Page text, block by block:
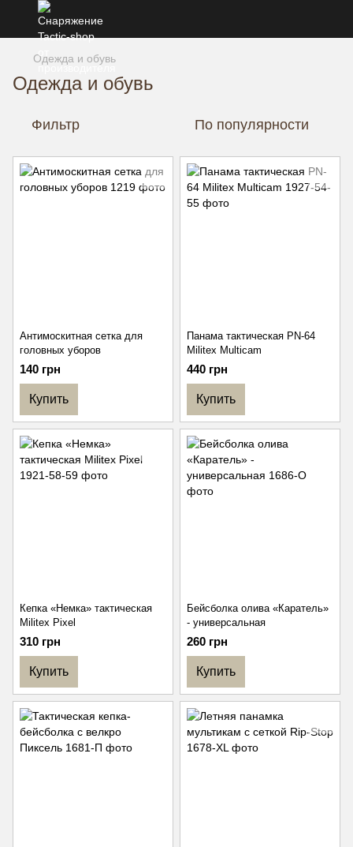
Одежда и обувь
Одежда и обувь
Фильтр По популярности
Антимоскитная сетка для
головных уборов
140 грн
Купить
Панама тактическая PN-64
Militex Multicam
440 грн
Купить
Кепка «Немка» тактическая
Militex Pixel
310 грн
Купить
Бейсболка олива «Каратель»
- универсальная
260 грн
Купить